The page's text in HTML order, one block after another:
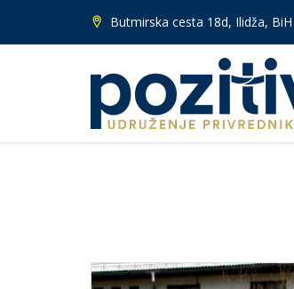
Butmirska cesta 18d, Ilidža, BiH